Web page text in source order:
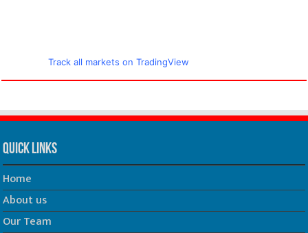
Track all markets on TradingView
Quick Links
Home
About us
Our Team